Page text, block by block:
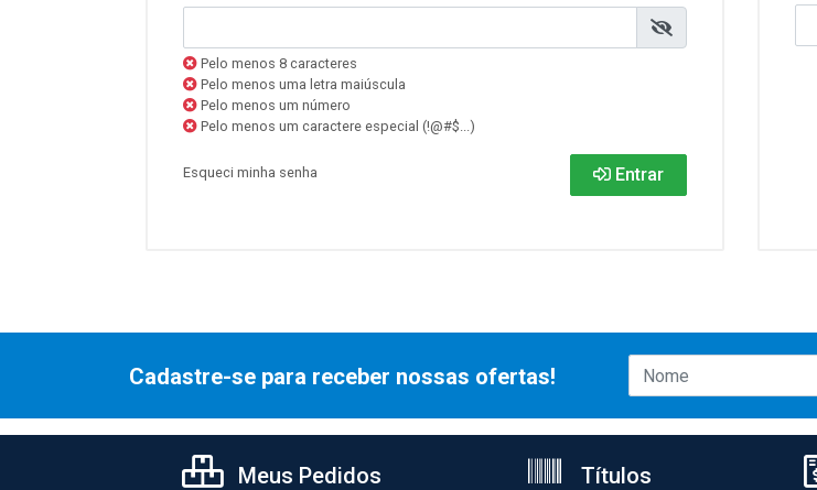
Pelo menos 8 caracteres
Pelo menos uma letra maiúscula
Pelo menos um número
Pelo menos um caractere especial (!@#$...)
Esqueci minha senha Entrar
Cadastre-se para receber nossas ofertas!
Meus Pedidos Títulos